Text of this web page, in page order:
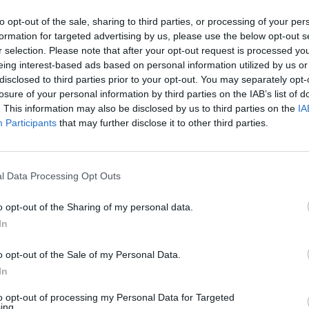
opt-out of the sale, sharing to third parties, or processing of your
for targeted advertising by us, please use the below opt-out
selection. Please note that after your opt-out request is processed
interest-based ads based on personal information utilized by us
to third parties prior to your opt-out. You may separately
of your personal information by third parties on the IAB’s list of
This information may also be disclosed by us to third parties on the
Participants that may further disclose it to other third parties.
Data Processing Opt Outs
opt-out of the Sharing of my personal data.
opt-out of the Sale of my Personal Data.
opt-out of processing my Personal Data for Targeted
12.01.2026 - 18.41
Ενίσχυση ύψους 710.000 ευρώ για
στην πόλη
Ζάμπιας ενημέρωσε τον
άφιξη μαθητών από την Αφρική στην Πατμιάδα
στο πλαίσιο προγράμματος του Υπουργείο
σε συνεργασία με το Πατριαρχείο